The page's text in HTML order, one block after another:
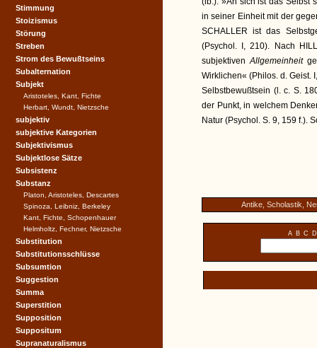
in seiner Einheit mit der
SCHALLER ist das
(Psychol. I, 210). Nach
subjektivenAllgemeinheit
Wirklichen« (Philos. d. Geist.
Selbstbewußtsein (l. c. S.
der Punkt, in welchem
Natur (Psychol. S. 9, 159 f.).
Antike, Scholastik,
A B C D
Stimmung
Stoizismus
Störung
Streben
Strom des Bewußtseins
Subalternation
Subjekt
Aristoteles, Kant, Fichte
Herbart, Wundt, Nietzsche
subjektiv
subjektive Kategorien
Subjektivismus
Subjektlose Sätze
Subsistenz
Substanz
Platon, Aristoteles, Descartes
Spinoza, Leibniz, Berkeley
Kant, Fichte, Schopenhauer
Helmholtz, Fechner, Nietzsche
Substitution
Substitutionsschlüsse
Subsumtion
Suggestion
Summa
Superstition
Supposition
Suppositum
Supranaturalismus